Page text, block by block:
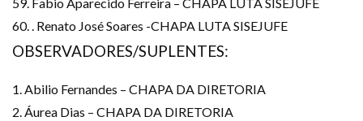
59. Fabio Aparecido Ferreira – CHAPA LUTA SISEJUFE
60. . Renato José Soares -CHAPA LUTA SISEJUFE
OBSERVADORES/SUPLENTES:
1. Abilio Fernandes – CHAPA DA DIRETORIA
2. Áurea Dias – CHAPA DA DIRETORIA